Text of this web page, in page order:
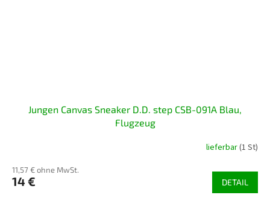
Jungen Canvas Sneaker D.D. step CSB-091A Blau,
Flugzeug
lieferbar(1 St)
11,57 € ohne MwSt.
14 € DETAIL